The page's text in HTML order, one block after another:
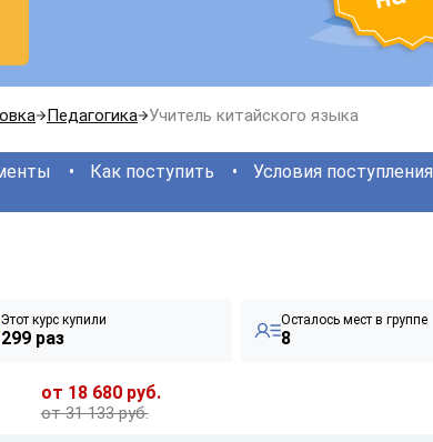
Педагогика Учитель китайского языка
Как поступить
Условия поступления
Этот курс купили
299 раз
Осталось мест в группе
8
от 18 680 руб.
от 31 133 руб.